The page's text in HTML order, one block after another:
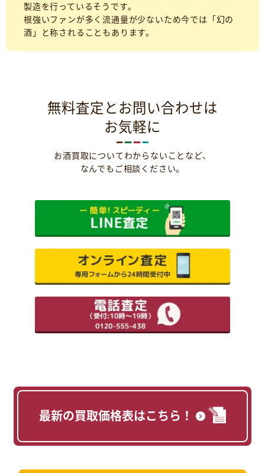
製造を行っているそうです。
根強いファンが多く流通量が少ないため今では「幻の
酒」と称されることもあります。
無料査定とお問い合わせは
お気軽に
お酒買取についてわからないことなど、
なんでもご相談ください。
最新の買取価格表はこちら！